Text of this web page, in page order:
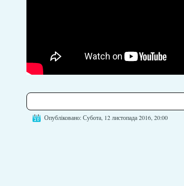
Опубліковано: Субота, 12 листопада 2016, 20:00